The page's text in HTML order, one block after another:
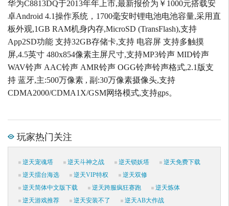
华为C8813DQ于2013年年上市,最新报价为￥1000元搭载安
卓Android 4.1操作系统，1700毫安时锂电池电池容量,采用直
板外观,1GB RAM机身内存,MicroSD (TransFlash),支持
App2SD功能 支持32GB存储卡,支持 电容屏 支持多触摸
屏,4.5英寸 480x854像素主屏尺寸,支持MP3铃声 MID铃声
WAV铃声 AAC铃声 AMR铃声 OGG铃声铃声格式,2.1版支
持 蓝牙,主:500万像素 , 副:30万像素摄像头,支持
CDMA2000/CDMA1X/GSM网络模式,支持gps。
玩家热门关注
逆天宠魂塔 逆天斗神之战 逆天锁妖塔
逆天免费下载
逆天擂台海选
逆天VIP特权
逆天双修
逆天简体中文版下载
逆天跨服疯狂赛跑
逆天炼体
逆天游戏推荐
逆天安装不了
逆天AB大作战